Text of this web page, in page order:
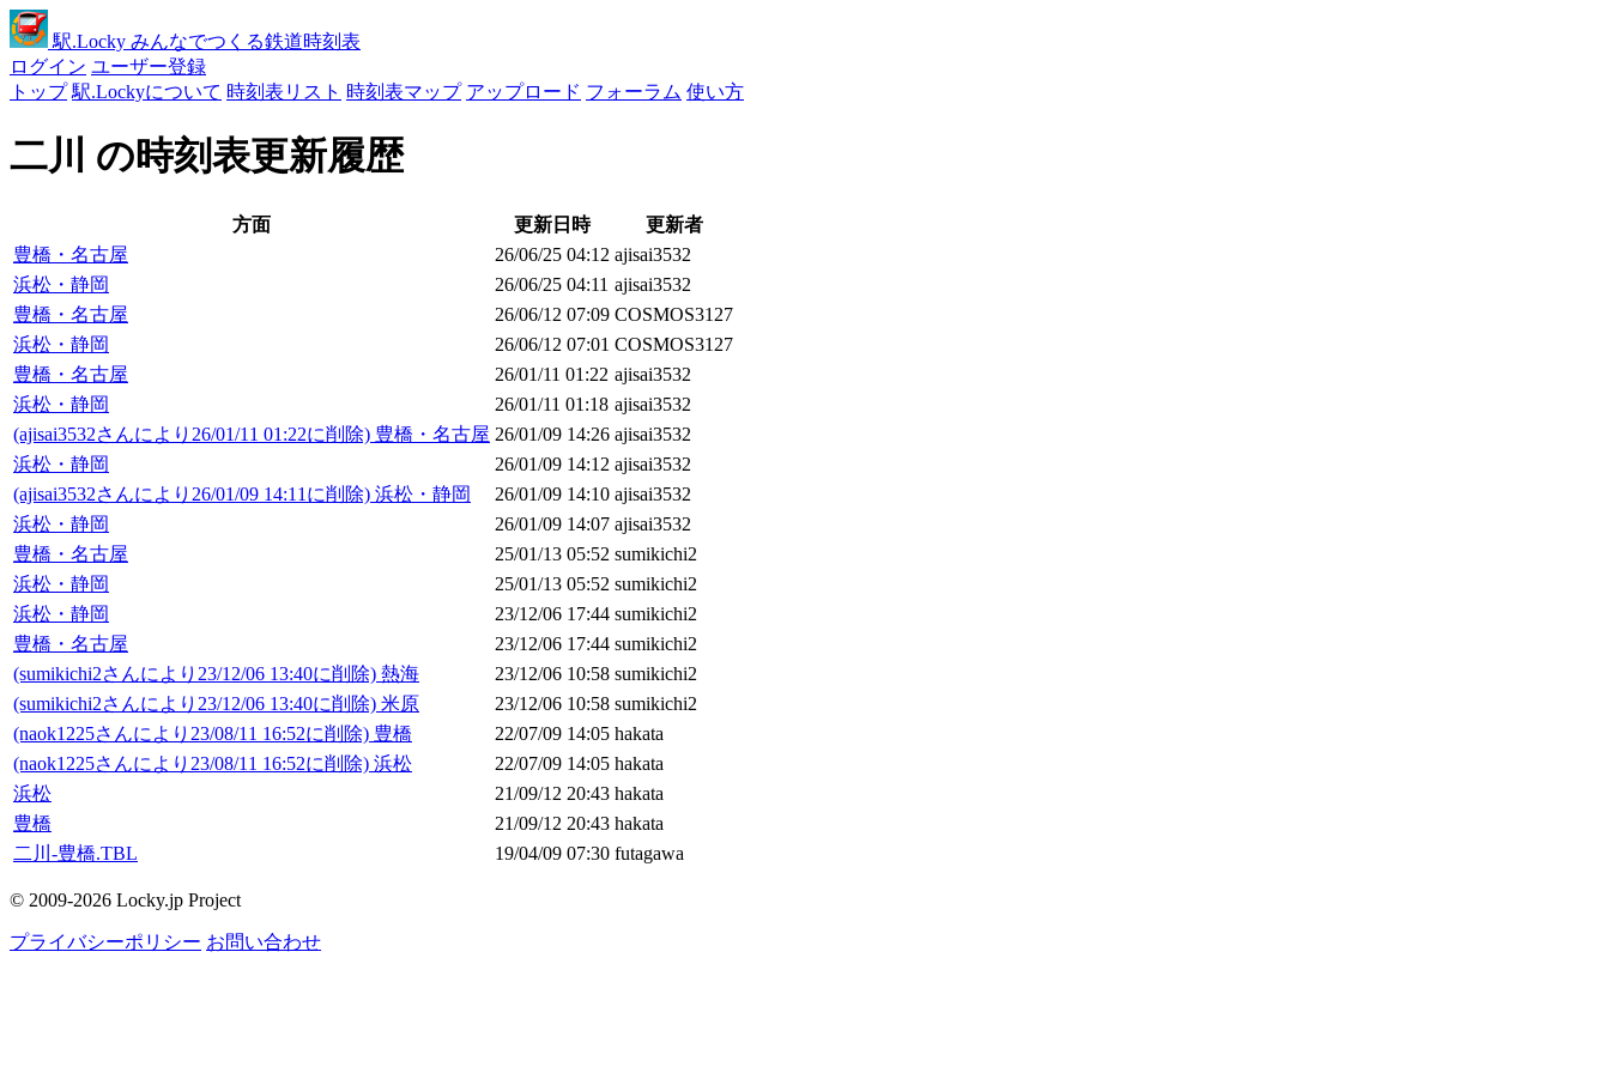
駅.Locky みんなでつくる鉄道時刻表
ログイン ユーザー登録
トップ 駅.Lockyについて 時刻表リスト 時刻表マップ アップロード フォーラム 使い方
二川 の時刻表更新履歴
方面 更新日時
更新者
豊橋・名古屋
26/06/25 04:12 ajisai3532
浜松・静岡
26/06/25 04:11 ajisai3532
豊橋・名古屋
26/06/12 07:09 COSMOS3127
浜松・静岡
26/06/12 07:01 COSMOS3127
豊橋・名古屋
26/01/11 01:22 ajisai3532
浜松・静岡
26/01/11 01:18 ajisai3532
(ajisai3532さんにより26/01/11 01:22に削除) 豊橋・名古屋 26/01/09 14:26 ajisai3532
浜松・静岡
26/01/09 14:12 ajisai3532
(ajisai3532さんにより26/01/09 14:11に削除) 浜松・静岡
26/01/09 14:10 ajisai3532
浜松・静岡
26/01/09 14:07 ajisai3532
豊橋・名古屋
25/01/13 05:52 sumikichi2
浜松・静岡
25/01/13 05:52 sumikichi2
浜松・静岡
23/12/06 17:44 sumikichi2
豊橋・名古屋
23/12/06 17:44 sumikichi2
(sumikichi2さんにより23/12/06 13:40に削除) 熱海
23/12/06 10:58 sumikichi2
(sumikichi2さんにより23/12/06 13:40に削除) 米原
23/12/06 10:58 sumikichi2
(naok1225さんにより23/08/11 16:52に削除) 豊橋
22/07/09 14:05 hakata
(naok1225さんにより23/08/11 16:52に削除) 浜松
22/07/09 14:05 hakata
浜松
21/09/12 20:43 hakata
豊橋
21/09/12 20:43 hakata
二川-豊橋.TBL
19/04/09 07:30 futagawa
© 2009-2026 Locky.jp Project
プライバシーポリシー お問い合わせ